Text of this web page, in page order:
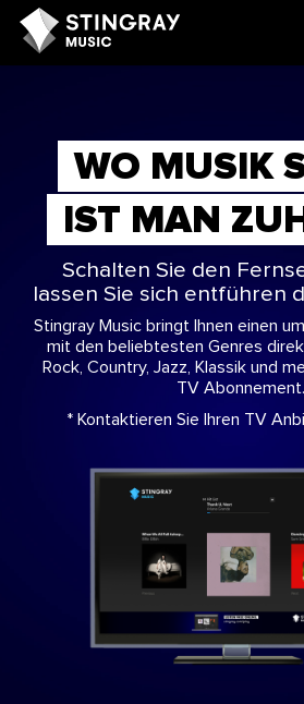
WO MUSIK
IST MAN
Schalten Sie den
lassen Sie sich entführen
Stingray Music bringt Ihnen einen
mit den beliebtesten Genres
Rock, Country, Jazz, Klassik und
TV
* Kontaktieren Sie Ihren TV